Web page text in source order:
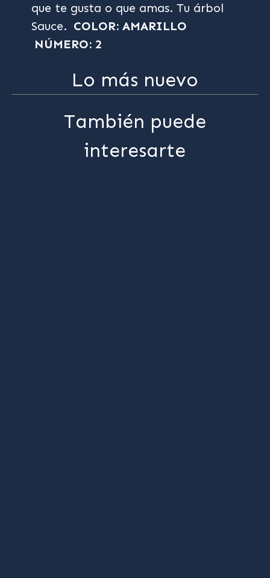
que te gusta o que amas. Tu árbol
Sauce. COLOR: AMARILLO
NÚMERO: 2
Lo más nuevo
También puede
interesarte